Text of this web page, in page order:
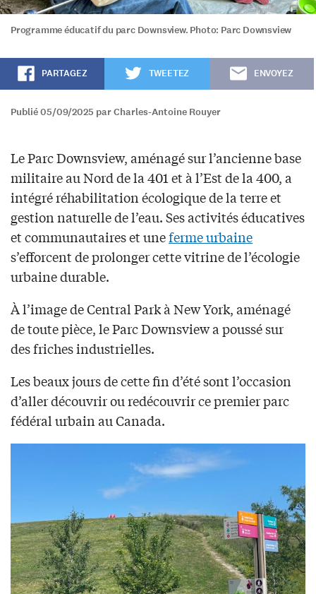
Programme éducatif du parc Downsview. Photo: Parc Downsview
PARTAGEZ TWEETEZ ENVOYEZ
Publié 05/09/2025 par Charles-Antoine Rouyer
Le Parc Downsview, aménagé sur l’ancienne base
militaire au Nord de la 401 et à l’Est de la 400, a
intégré réhabilitation écologique de la terre et
gestion naturelle de l’eau. Ses activités éducatives
et communautaires et uneferme urbaine
s’efforcent de prolonger cette vitrine de l’écologie
urbaine durable.
À l’image de Central Park à New York, aménagé
de toute pièce, le Parc Downsview a poussé sur
des friches industrielles.
Les beaux jours de cette fin d’été sont l’occasion
d’aller découvrir ou redécouvrir ce premier parc
fédéral urbain au Canada.